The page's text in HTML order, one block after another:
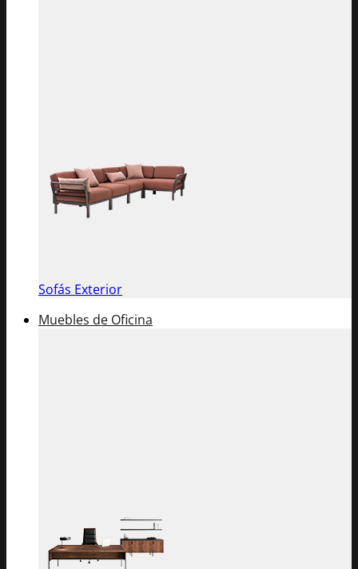
Sofás Exterior
Muebles de Oficina